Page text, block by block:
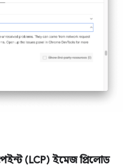
(LCP) ইমেজ প্রিলোড